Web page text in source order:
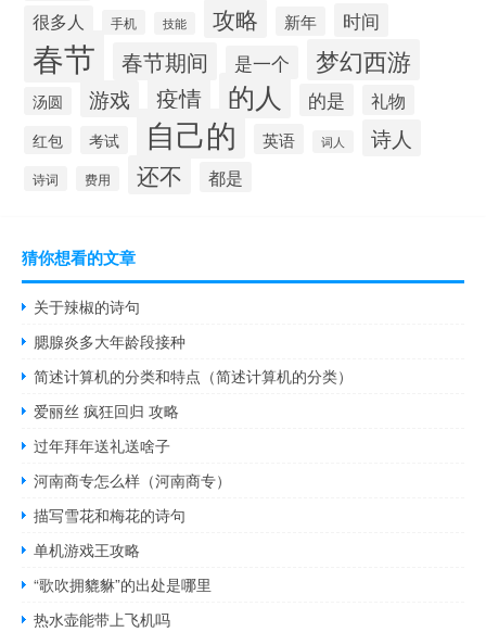
很多人 手机 技能 攻略 新年 时间
春节 春节期间 是一个 梦幻西游
汤圆 游戏 疫情 的人 的是 礼物
红包 考试 自己的 英语 词人 诗人
诗词 费用 还不 都是
猜你想看的文章
关于辣椒的诗句
腮腺炎多大年龄段接种
简述计算机的分类和特点（简述计算机的分类）
爱丽丝 疯狂回归 攻略
过年拜年送礼送啥子
河南商专怎么样（河南商专）
描写雪花和梅花的诗句
单机游戏王攻略
“歌吹拥貔貅”的出处是哪里
热水壶能带上飞机吗